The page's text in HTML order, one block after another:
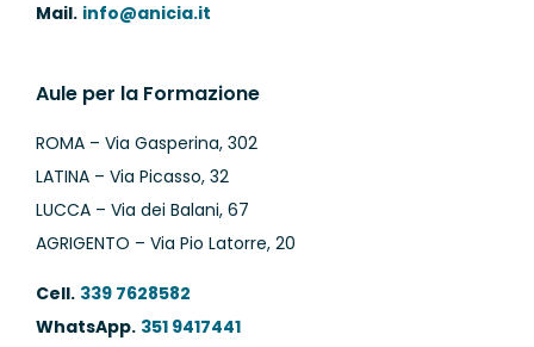
Mail. info@anicia.it
Aule per la Formazione
ROMA – Via Gasperina, 302
LATINA – Via Picasso, 32
LUCCA – Via dei Balani, 67
AGRIGENTO – Via Pio Latorre, 20
Cell. 339 7628582
WhatsApp. 351 9417441